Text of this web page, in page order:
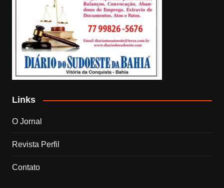
Links
O Jornal
Revista Perfil
Contato